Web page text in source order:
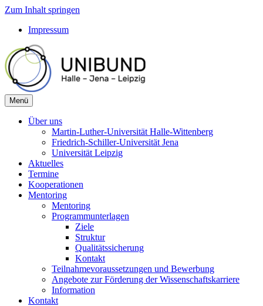
Zum Inhalt springen
Impressum
Menü
Über uns
Martin-Luther-Universität Halle-Wittenberg
Friedrich-Schiller-Universität Jena
Universität Leipzig
Aktuelles
Termine
Kooperationen
Mentoring
Mentoring
Programmunterlagen
Ziele
Struktur
Qualitätssicherung
Kontakt
Teilnahmevoraussetzungen und Bewerbung
Angebote zur Förderung der Wissenschaftskarriere
Information
Kontakt